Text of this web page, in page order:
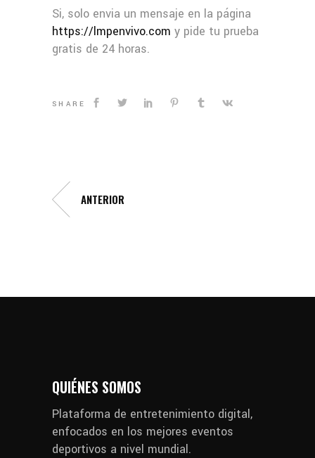
Si, solo envia un mensaje en la página
https://lmpenvivo.com y pide tu prueba
gratis de 24 horas.
SHARE
ANTERIOR
QUIÉNES SOMOS
Plataforma de entretenimiento digital,
enfocados en los mejores eventos
deportivos a nivel mundial.